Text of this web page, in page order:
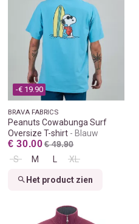
-€ 19.90
BRAVA FABRICS
Peanuts Cowabunga Surf
Oversize T-shirt
Blauw
€ 30.00 € 49.90
S
M L XL
Het product zien